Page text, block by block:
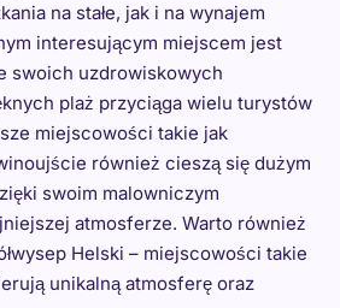
na stałe, jak i na wynajem
interesującym miejscem jest
swoich uzdrowiskowych
plaż przyciąga wielu turystów
miejscowości takie jak
również cieszą się dużym
swoim malowniczym
atmosferze. Warto również
Helski – miejscowości takie
unikalną atmosferę oraz